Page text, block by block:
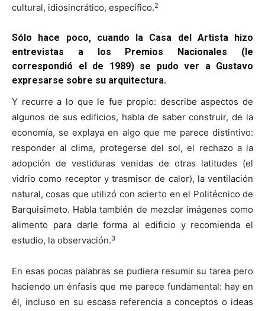
cultural, idiosincrático, específico.2
Sólo hace poco, cuando la Casa del Artista hizo
entrevistas a los Premios Nacionales (le
correspondió el de 1989) se pudo ver a Gustavo
expresarse sobre su arquitectura.
Y recurre a lo que le fue propio: describe aspectos de
algunos de sus edificios, habla de saber construir, de la
economía, se explaya en algo que me parece distintivo:
responder al clima, protegerse del sol, el rechazo a la
adopción de vestiduras venidas de otras latitudes (el
vidrio como receptor y trasmisor de calor), la ventilación
natural, cosas que utilizó con acierto en el Politécnico de
Barquisimeto. Habla también de mezclar imágenes como
alimento para darle forma al edificio y recomienda el
estudio, la observación.3
En esas pocas palabras se pudiera resumir su tarea pero
haciendo un énfasis que me parece fundamental: hay en
él, incluso en su escasa referencia a conceptos o ideas